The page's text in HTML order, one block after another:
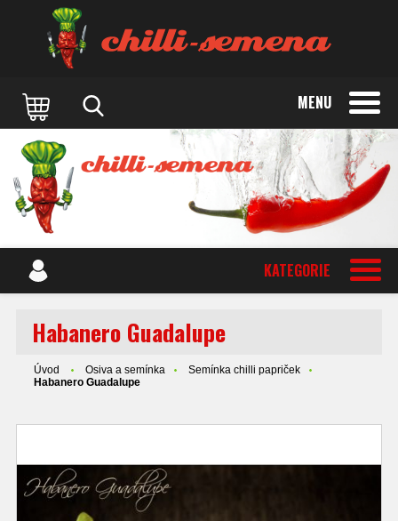
MENU
KATEGORIE
Habanero Guadalupe
Úvod Osiva a semínka
Semínka chilli papriček
Habanero Guadalupe